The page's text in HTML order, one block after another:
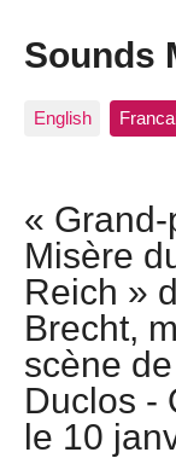
Sounds
English
«
Misère
Reich »
Brecht,
scène
Duclos -
le 10